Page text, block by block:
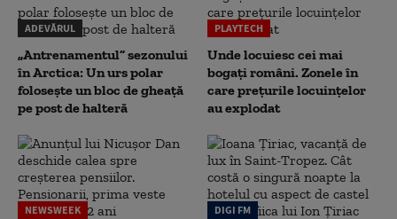
ADEVĂRUL
„Antrenamentul” sezonului
în Arctica: Un urs polar
folosește un bloc de gheață
pe post de halteră
PLAYTECH
Unde locuiesc cei mai
bogați români. Zonele în
care prețurile locuințelor
au explodat
NEWSWEEK DIGI FM